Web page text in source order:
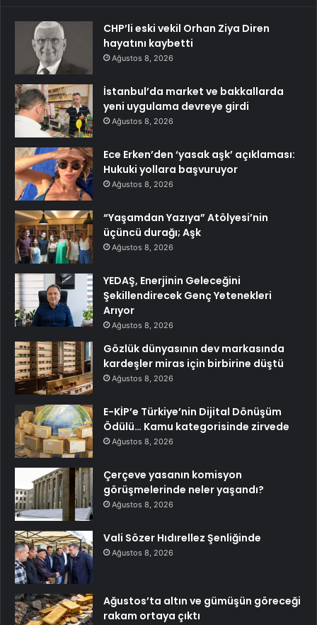
CHP’li eski vekil Orhan Ziya Diren
hayatını kaybetti
Ağustos 8, 2026
İstanbul’da market ve bakkallarda
yeni uygulama devreye girdi
Ağustos 8, 2026
Ece Erken’den ‘yasak aşk’ açıklaması:
Hukuki yollara başvuruyor
Ağustos 8, 2026
“Yaşamdan Yazıya” Atölyesi’nin
üçüncü durağı; Aşk
Ağustos 8, 2026
YEDAŞ, Enerjinin Geleceğini
Şekillendirecek Genç Yetenekleri
Arıyor
Ağustos 8, 2026
Gözlük dünyasının dev markasında
kardeşler miras için birbirine düştü
Ağustos 8, 2026
E-KİP’e Türkiye’nin Dijital Dönüşüm
Ödülü… Kamu kategorisinde zirvede
Ağustos 8, 2026
Çerçeve yasanın komisyon
görüşmelerinde neler yaşandı?
Ağustos 8, 2026
Vali Sözer Hıdırellez Şenliğinde
Ağustos 8, 2026
Ağustos’ta altın ve gümüşün göreceği
rakam ortaya çıktı